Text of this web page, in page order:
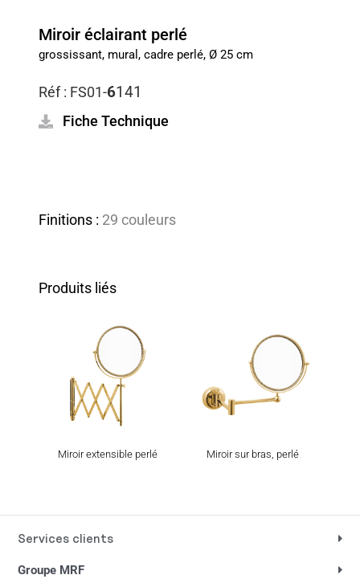
Miroir éclairant perlé
grossissant, mural, cadre perlé, Ø 25 cm
Réf : FS01-6141
Fiche Technique
Finitions : 29 couleurs
Produits liés
Miroir extensible perlé Miroir sur bras, perlé
Services clients
Groupe MRF